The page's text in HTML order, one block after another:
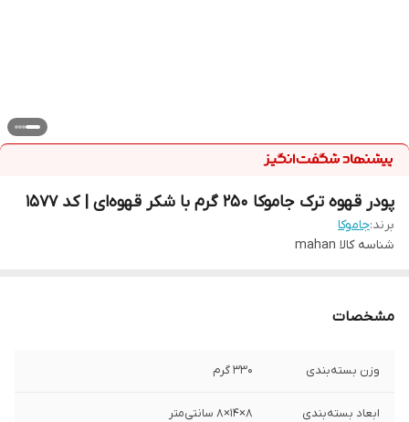
پودر قهوه ترک جاموکا 250 گرم با شکر قهوه‌ای | کد 1577
برند:جاموکا
شناسه کالا mahan
مشخصات
وزن بسته‌بندی 330 گرم
ابعاد بسته‌بندی 8×14×8 سانتی‌متر